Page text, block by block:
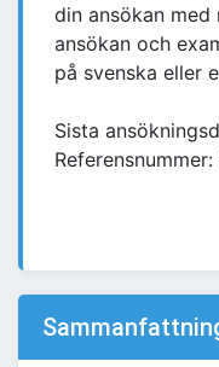
din ansökan med
ansökan och
på svenska eller
Sista